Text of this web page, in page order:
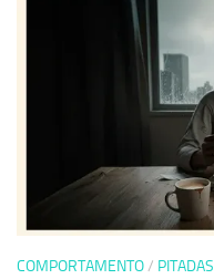
COMPORTAMENTO/ PITADAS